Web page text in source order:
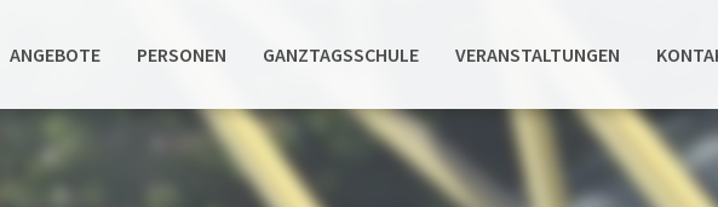
ANGEBOTE PERSONEN GANZTAGSSCHULE VERANSTALTUNGEN